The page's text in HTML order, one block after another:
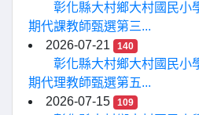
彰化縣大村鄉大村國民小
期代課教師甄選第三...
2026-07-21
140
彰化縣大村鄉大村國民小
期代理教師甄選第五...
2026-07-15
109